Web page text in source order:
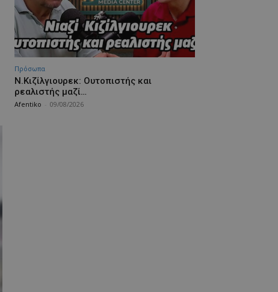
Πρόσωπα
Ν.Κιζίλγιουρεκ: Ουτοπιστής και
ρεαλιστής μαζί…
Afentiko 09/08/2026